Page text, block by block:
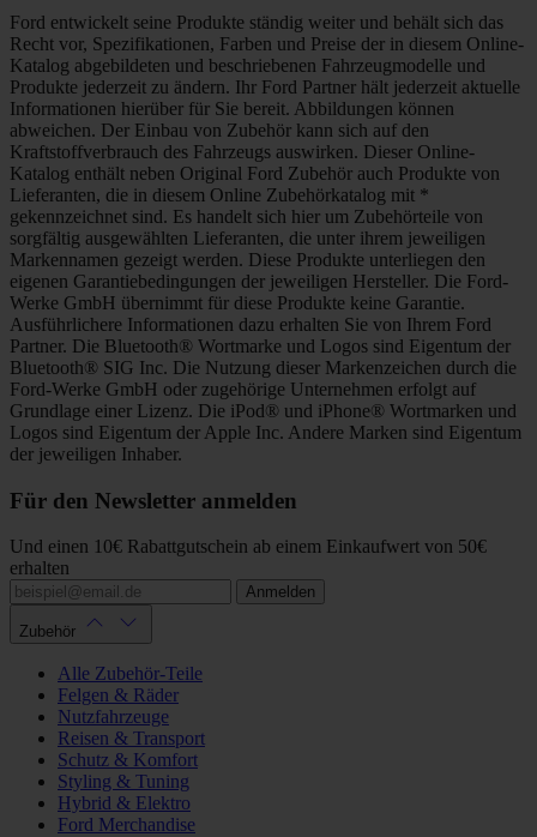
Ford entwickelt seine Produkte ständig weiter und behält sich das
Recht vor, Spezifikationen, Farben und Preise der in diesem Online-
Katalog abgebildeten und beschriebenen Fahrzeugmodelle und
Produkte jederzeit zu ändern. Ihr Ford Partner hält jederzeit aktuelle
Informationen hierüber für Sie bereit. Abbildungen können
abweichen. Der Einbau von Zubehör kann sich auf den
Kraftstoffverbrauch des Fahrzeugs auswirken. Dieser Online-
Katalog enthält neben Original Ford Zubehör auch Produkte von
Lieferanten, die in diesem Online Zubehörkatalog mit *
gekennzeichnet sind. Es handelt sich hier um Zubehörteile von
sorgfältig ausgewählten Lieferanten, die unter ihrem jeweiligen
Markennamen gezeigt werden. Diese Produkte unterliegen den
eigenen Garantiebedingungen der jeweiligen Hersteller. Die Ford-
Werke GmbH übernimmt für diese Produkte keine Garantie.
Ausführlichere Informationen dazu erhalten Sie von Ihrem Ford
Partner. Die Bluetooth® Wortmarke und Logos sind Eigentum der
Bluetooth® SIG Inc. Die Nutzung dieser Markenzeichen durch die
Ford-Werke GmbH oder zugehörige Unternehmen erfolgt auf
Grundlage einer Lizenz. Die iPod® und iPhone® Wortmarken und
Logos sind Eigentum der Apple Inc. Andere Marken sind Eigentum
der jeweiligen Inhaber.
Für den Newsletter anmelden
Und einen 10€ Rabattgutschein ab einem Einkaufwert von 50€
erhalten
Anmelden
Zubehör
Alle Zubehör-Teile
Felgen & Räder
Nutzfahrzeuge
Reisen & Transport
Schutz & Komfort
Styling & Tuning
Hybrid & Elektro
Ford Merchandise